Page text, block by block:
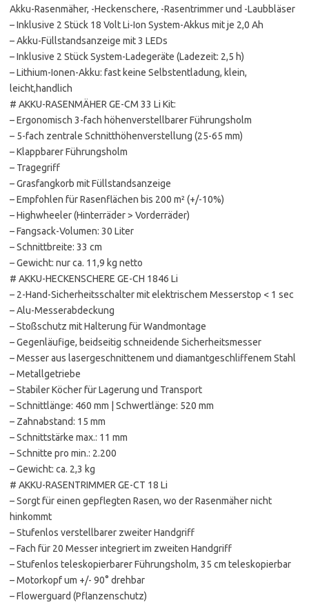
Akku-Rasenmäher, -Heckenschere, -Rasentrimmer und -Laubbläser
– Inklusive 2 Stück 18 Volt Li-Ion System-Akkus mit je 2,0 Ah
– Akku-Füllstandsanzeige mit 3 LEDs
– Inklusive 2 Stück System-Ladegeräte (Ladezeit: 2,5 h)
– Lithium-Ionen-Akku: fast keine Selbstentladung, klein,
leicht,handlich
# AKKU-RASENMÄHER GE-CM 33 Li Kit:
– Ergonomisch 3-fach höhenverstellbarer Führungsholm
– 5-fach zentrale Schnitthöhenverstellung (25-65 mm)
– Klappbarer Führungsholm
– Tragegriff
– Grasfangkorb mit Füllstandsanzeige
– Empfohlen für Rasenflächen bis 200 m² (+/-10%)
– Highwheeler (Hinterräder > Vorderräder)
– Fangsack-Volumen: 30 Liter
– Schnittbreite: 33 cm
– Gewicht: nur ca. 11,9 kg netto
# AKKU-HECKENSCHERE GE-CH 1846 Li
– 2-Hand-Sicherheitsschalter mit elektrischem Messerstop < 1 sec
– Alu-Messerabdeckung
– Stoßschutz mit Halterung für Wandmontage
– Gegenläufige, beidseitig schneidende Sicherheitsmesser
– Messer aus lasergeschnittenem und diamantgeschliffenem Stahl
– Metallgetriebe
– Stabiler Köcher für Lagerung und Transport
– Schnittlänge: 460 mm | Schwertlänge: 520 mm
– Zahnabstand: 15 mm
– Schnittstärke max.: 11 mm
– Schnitte pro min.: 2.200
– Gewicht: ca. 2,3 kg
# AKKU-RASENTRIMMER GE-CT 18 Li
– Sorgt für einen gepflegten Rasen, wo der Rasenmäher nicht
hinkommt
– Stufenlos verstellbarer zweiter Handgriff
– Fach für 20 Messer integriert im zweiten Handgriff
– Stufenlos teleskopierbarer Führungsholm, 35 cm teleskopierbar
– Motorkopf um +/- 90° drehbar
– Flowerguard (Pflanzenschutz)